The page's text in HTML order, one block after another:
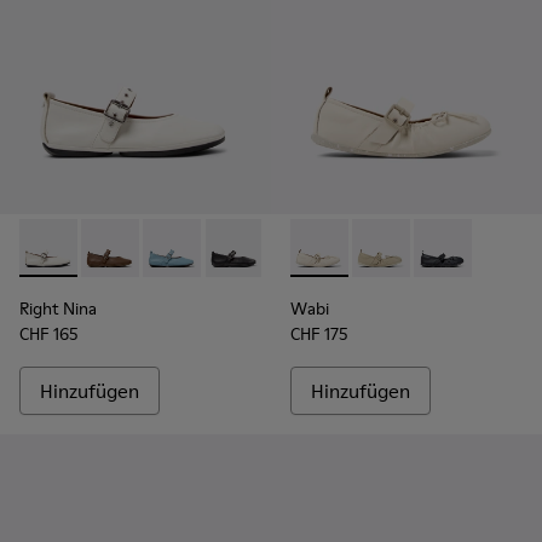
Right Nina - K201962-002 - Weiße Lederballerinas für
Right Nina - K201962-004
Right Nina - K201962-003
Right Nina - K201962-001
Right Nina
CHF 165
Hinzufügen
Wabi - K201927-002 -
Wabi - K201927-004
Wabi -
Wabi
CHF 175
Hinzufügen